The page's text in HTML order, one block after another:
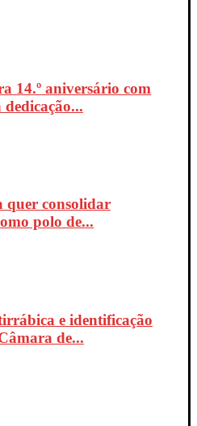
14.º aniversário com
dedicação...
quer consolidar
polo de...
e identificação
de...